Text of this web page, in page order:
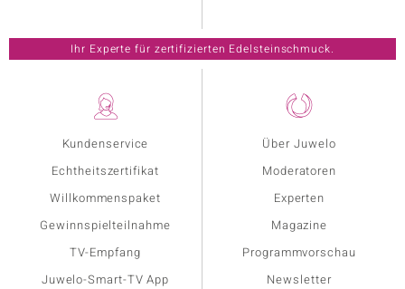
Kundenservice
Echtheitszertifikat
Willkommenspaket
Gewinnspielteilnahme
TV-Empfang
Juwelo-Smart-TV App
Über Juwelo
Moderatoren
Experten
Magazine
Programmvorschau
Newsletter
Ihr Experte für zertifizierten Edelsteinschmuck.